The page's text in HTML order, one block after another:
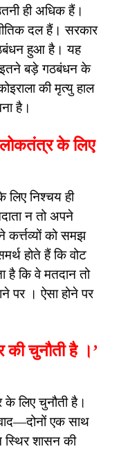
ही अधिक हैं।
दल हैं। सरकार
हुआ है। यह
इतने बड़े गठबंधन के
की मृत्यु हाल
है।
लोकतंत्र के लिए
लिए निश्चय ही
न तो अपने
को समझ
होते हैं कि वोट
है कि वे मतदान तो
पर । ऐसा होने पर
चुनौती है ।’
लिए चुनौती है।
एक साथ
शासन की